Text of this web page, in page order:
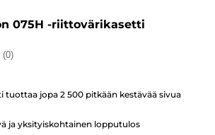
075H -riittovärikasetti
(0)
tuottaa jopa 2 500 pitkään kestävää sivua
ja yksityiskohtainen lopputulos